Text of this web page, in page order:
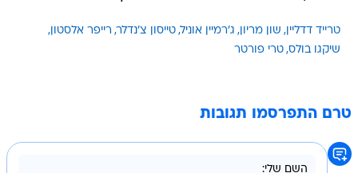
טרייד דדליין שון מריון ג'רמיין אוניל טייסון צ'נדלר רייפר אלסטון
שיקגו בולס טרי פורטר
טרם התפרסמו תגובות